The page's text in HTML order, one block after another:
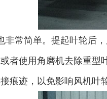
非常简单。提起叶轮后
者使用角磨机去除重
痕迹，以免影响风机